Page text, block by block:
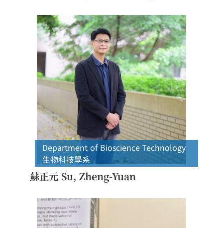
Department of Bioscience Technology
生物科技學系
蘇正元 Su, Zheng-Yuan